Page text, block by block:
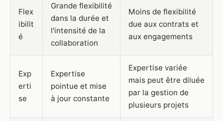
Flex
ibilit
é
Grande flexibilité
dans la durée et
l'intensité de la
collaboration
Moins de flexibilité
due aux contrats et
aux engagements
Exp
erti
se
Expertise
pointue et mise
à jour constante
Expertise variée
mais peut être diluée
par la gestion de
plusieurs projets